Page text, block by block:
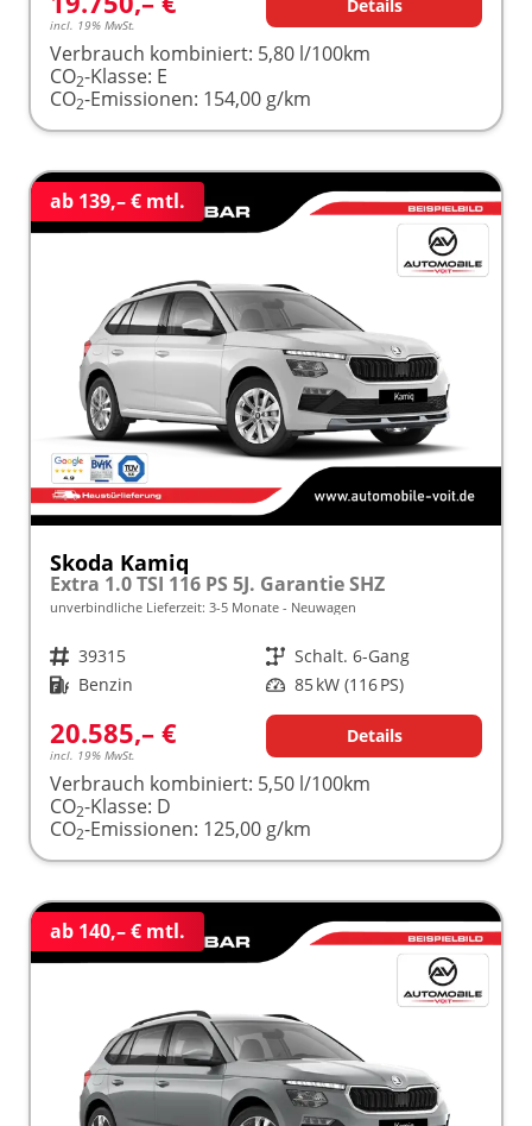
incl. 19% MwSt.
Details
Verbrauch kombiniert: 5,80 l/100km
CO2-Klasse: E
CO2-Emissionen: 154,00 g/km
ab 139,– € mtl.
Skoda Kamiq
Extra 1.0 TSI 116 PS 5J. Garantie SHZ
unverbindliche Lieferzeit: 3-5 Monate Neuwagen
Fahrzeugnr. 39315 Getriebe Schalt. 6-Gang
Kraftstoff Benzin Leistung 85 kW (116 PS)
20.585,– €
incl. 19% MwSt.
Details
Verbrauch kombiniert: 5,50 l/100km
CO2-Klasse: D
CO2-Emissionen: 125,00 g/km
ab 140,– € mtl.